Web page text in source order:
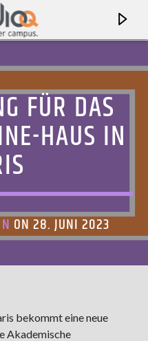
FÜR DAS
HAUS IN
ON 28. JUNI 2023
bekommt eine neue
Akademische